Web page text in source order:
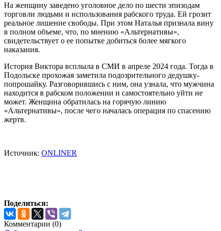
На женщину заведено уголовное дело по шести эпизодам
торговли людьми и использования рабского труда. Ей грозит
реальное лишение свободы. При этом Наталья признала вину
в полном объеме, что, по мнению «Альтернативы»,
свидетельствует о ее попытке добиться более мягкого
наказания.
История Виктора всплыла в СМИ в апреле 2024 года. Тогда в
Подольске прохожая заметила подозрительного дедушку-
попрошайку. Разговорившись с ним, она узнала, что мужчина
находится в рабском положении и самостоятельно уйти не
может. Женщина обратилась на горячую линию
«Альтернативы», после чего началась операция по спасению
жертв.
Источник: ONLINER
Поделиться:
Комментарии (0)